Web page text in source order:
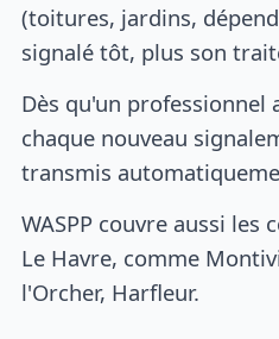
(toitures, jardins,
signalé tôt, plus son
Dès qu'un professionnel
chaque nouveau
transmis
WASPP couvre aussi les
Le Havre, comme
l'Orcher, Harfleur.